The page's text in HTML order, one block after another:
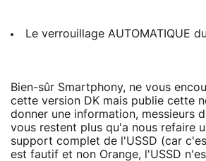
Le verrouillage AUTOMATIQUE
Bien-sûr Smartphony, ne vous
cette version DK mais publie cette
donner une information, messieurs
vous restent plus qu'a nous refaire
support complet de l'USSD (car
est fautif et non Orange, l'USSD